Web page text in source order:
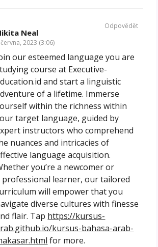
Neal
2023 (3:06)
our esteemed language you are
course at Executive-
and start a linguistic
of a lifetime. Immerse
within the richness within
target language, guided by
instructors who comprehend
nuances and intricacies of
language acquisition.
you’re a newcomer or
professional learner, our tailored
will empower that you
diverse cultures with finesse
flair. Tap https://kursus-
kursus-bahasa-arab-
for more.
Odpovědět